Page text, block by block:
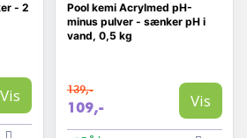
- 2
Vis
Pool kemi Acrylmed pH-
minus pulver - sænker pH i
vand, 0,5 kg
139,-
109,- Vis